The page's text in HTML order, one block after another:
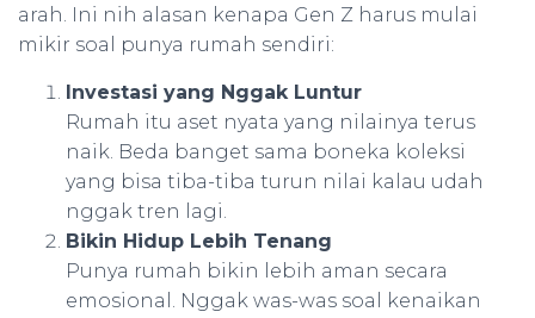
arah. Ini nih alasan kenapa Gen Z harus mulai
mikir soal punya rumah sendiri:
Investasi yang Nggak Luntur
Rumah itu aset nyata yang nilainya terus
naik. Beda banget sama boneka koleksi
yang bisa tiba-tiba turun nilai kalau udah
nggak tren lagi.
Bikin Hidup Lebih Tenang
Punya rumah bikin lebih aman secara
emosional. Nggak was-was soal kenaikan